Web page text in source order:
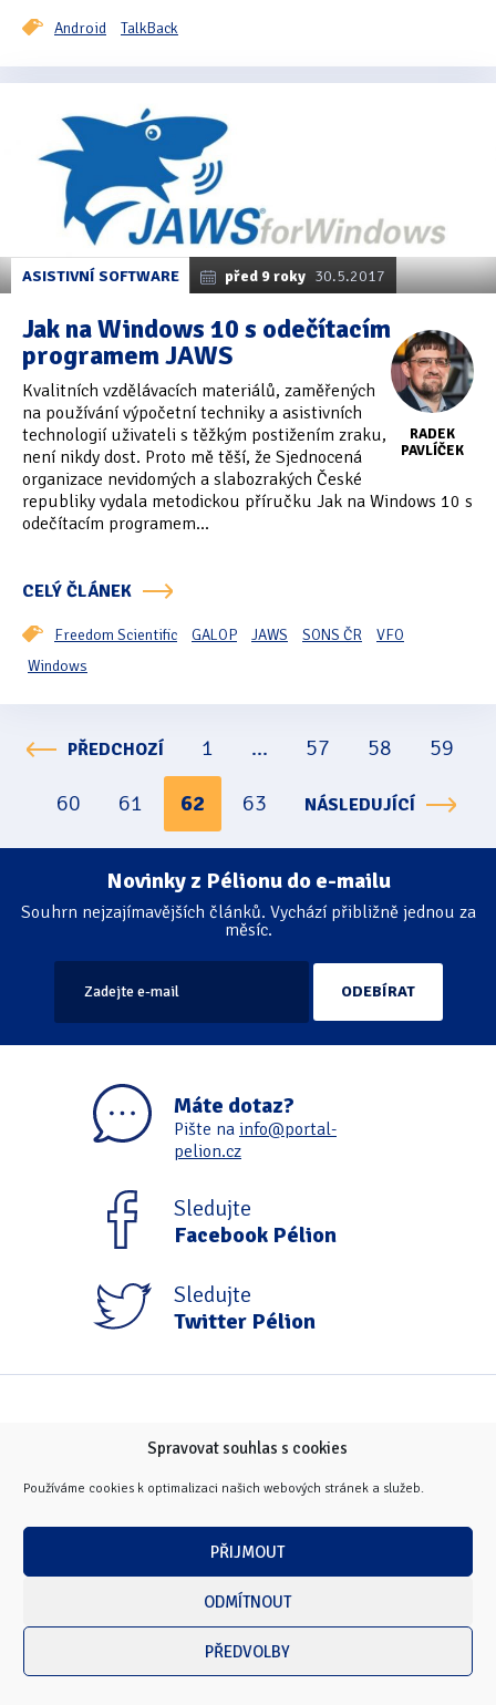
Spravovat souhlas s cookies
Používáme cookies k optimalizaci našich webových stránek a služeb.
PŘIJMOUT
ODMÍTNOUT
PŘEDVOLBY
Android TalkBack
ASISTIVNÍ SOFTWARE před 9 roky 30.5.2017
RADEK
PAVLÍČEK
Jak na Windows 10 s odečítacím
programem JAWS
Kvalitních vzdělávacích materiálů, zaměřených
na používání výpočetní techniky a asistivních
technologií uživateli s těžkým postižením zraku,
není nikdy dost. Proto mě těší, že Sjednocená
organizace nevidomých a slabozrakých České
republiky vydala metodickou příručku Jak na Windows 10 s
odečítacím programem...
CELÝ ČLÁNEK
Freedom Scientific GALOP JAWS SONS ČR
VFO
Windows
Stránkování
PŘEDCHOZÍ 1 ... 57 58
59
60
61 62 63 NÁSLEDUJÍCÍ
Novinky z Pélionu do e-mailu
Souhrn nejzajímavějších článků. Vychází přibližně jednou za
měsíc.
Máte dotaz?
Pište na info@portal-
pelion.cz
Sledujte
Facebook Pélion
Sledujte
Twitter Pélion